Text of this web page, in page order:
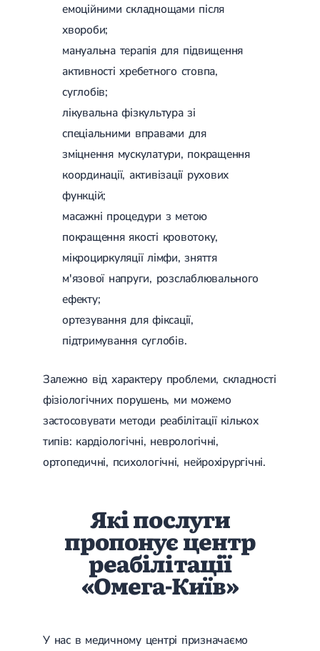
емоційними складнощами після
хвороби;
мануальна терапія для підвищення
активності хребетного стовпа,
суглобів;
лікувальна фізкультура зі
спеціальними вправами для
зміцнення мускулатури, покращення
координації, активізації рухових
функцій;
масажні процедури з метою
покращення якості кровотоку,
мікроциркуляції лімфи, зняття
м'язової напруги, розслаблювального
ефекту;
ортезування для фіксації,
підтримування суглобів.
Залежно від характеру проблеми, складності
фізіологічних порушень, ми можемо
застосовувати методи реабілітації кількох
типів: кардіологічні, неврологічні,
ортопедичні, психологічні, нейрохірургічні.
Які послуги
пропонує центр
реабілітації
«Омега-Київ»
У нас в медичному центрі призначаємо